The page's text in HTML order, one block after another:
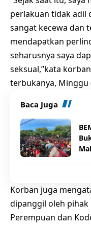
perlakuan tidak adil
sangat kecewa dan
mendapatkan
seharusnya saya
seksual,”kata
terbukanya, Minggu
Baca Juga
Korban juga
dipanggil oleh pihak
Perempuan dan